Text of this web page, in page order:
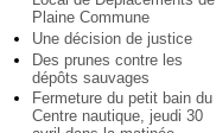
Plaine Commune
Une décision de justice
Des prunes contre les
dépôts sauvages
Fermeture du petit bain du
Centre nautique, jeudi 30